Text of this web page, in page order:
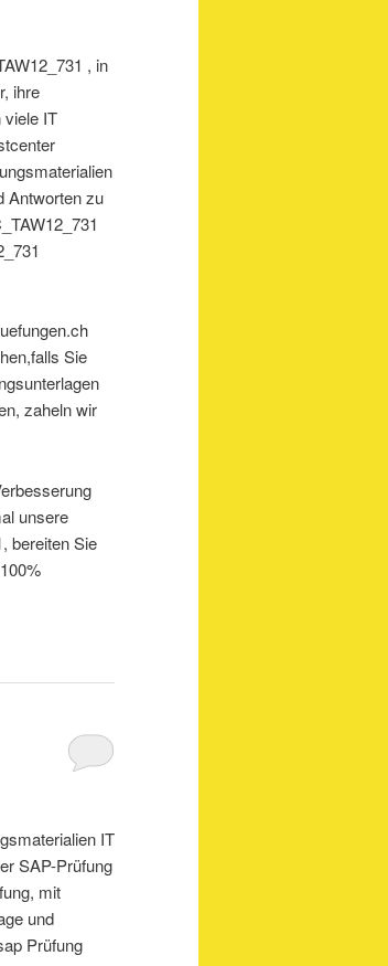
, in
ihre
viele IT
Antworten zu
Sie
zaheln wir
unsere
bereiten Sie
IT
SAP-Prüfung
mit
und
Prüfung